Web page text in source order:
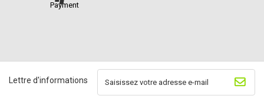
Payment
Lettre d'informations